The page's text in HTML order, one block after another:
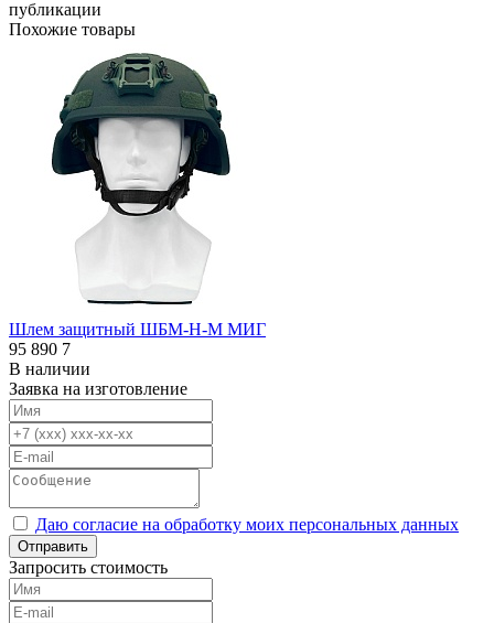
публикации
Похожие товары
Шлем защитный ШБМ-Н-М МИГ
95 890 7
В наличии
Заявка на изготовление
Даю согласие на обработку моих персональных данных
Отправить
Запросить стоимость